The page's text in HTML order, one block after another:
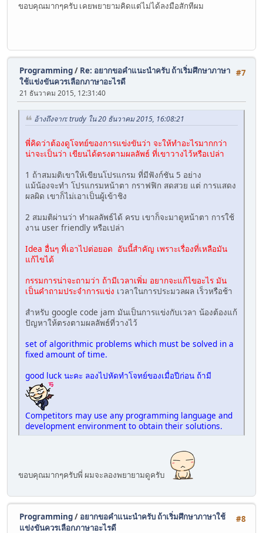
ขอบคุณมากๆครับ เคยพยายามคิดแต่ไม่ได้ลงมือสักทีผม
#7
Programming/ Re: อยากขอคำแนะนำครับ ถ้าเริ่มศึกษาภาษา
ใช้แข่งขันควรเลือกภาษาอะไรดี
21 ธันวาคม 2015, 12:31:40
อ้างถึงจาก: trudy ใน 20 ธันวาคม 2015, 16:08:21
พี่คิดว่าต้องดูโจทย์ของการแข่งขันว่า จะให้ทำอะไรมากกว่า
น่าจะเป็นว่า เขียนได้ตรงตามผลลัพธ์ ที่เขาวางไว้หรือเปล่า
1 ถ้าสมมติเขาให้เขียนโปรแกรม ที่มีฟังก์ชัน 5 อย่าง
แม้น้องจะทำ โปรแกรมหน้าตา กราฟฟิก สดสวย แต่ การแสดง
ผลผิด เขาก็ไม่เอาเป็นผู้เข้าชิง
2 สมมติผ่านว่า ทำผลลัพธ์ได้ ครบ เขาก็จะมาดูหน้าตา การใช้
งาน user friendly หรือเปล่า
Idea อื่นๆ ที่เอาไปต่อยอด อันนี้สำคัญ เพราะเรื่องที่เหลือมัน
แก้ไขได้
กรรมการน่าจะถามว่า ถ้ามีเวลาเพิ่ม อยากจะแก้ไขอะไร มัน
เป็นคำถามประจำการแข่ง เวลาในการประมวลผล เร็วหรือช้า
สำหรับ google code jam มันเป็นการแข่งกับเวลา น้องต้องแก้
ปัญหาให้ตรงตามผลลัพธ์ที่วางไว้
set of algorithmic problems which must be solved in a
fixed amount of time.
good luck นะคะ ลองไปหัดทำโจทย์ของเมื่อปีก่อน ถ้ามี
Competitors may use any programming language and
development environment to obtain their solutions.
ขอบคุณมากๆครับพี่ ผมจะลองพยายามดูครับ
#8
Programming/ อยากขอคำแนะนำครับ ถ้าเริ่มศึกษาภาษาใช้
แข่งขันควรเลือกภาษาอะไรดี